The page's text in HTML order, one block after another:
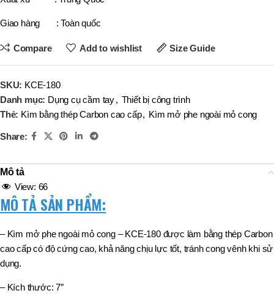
Giao hàng : Toàn quốc
Compare Add to wishlist Size Guide
SKU: KCE-180
Danh mục: Dụng cụ cầm tay, Thiết bị công trình
Thẻ: Kìm bằng thép Carbon cao cấp, Kìm mở phe ngoài mỏ cong
Share:
Mô tả
View: 66
MÔ TẢ SẢN PHẨM:
– Kìm mở phe ngoài mỏ cong – KCE-180 được làm bằng thép Carbon
cao cấp có độ cứng cao, khả năng chịu lực tốt, tránh cong vênh khi sử
dụng.
– Kích thước: 7″